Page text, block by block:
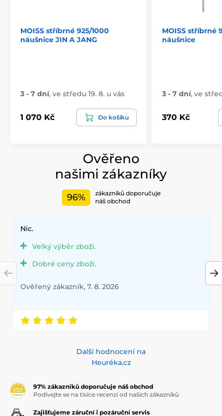
MOISS stříbrné 925/1000
náušnice JIN A JANG
3 - 7 dní, ve středu 19. 8. u vás
1 070 Kč Do košíku
MOISS stříbrné
náušnice
3 - 7 dní, ve
370 Kč
Ověřeno
našimi zákazníky
96%
zákazníků doporučuje
náš obchod
Nic.
Velký výběr zboží.
Dobré ceny zboží.
Ověřený zákazník, 7. 8. 2026
Další hodnocení na
Heuréka.cz
97% zákazníků doporučuje náš obchod
Podívejte se na tisíce recenzí od našich zákazníků
Zajišťujeme záruční i pozáruční servis